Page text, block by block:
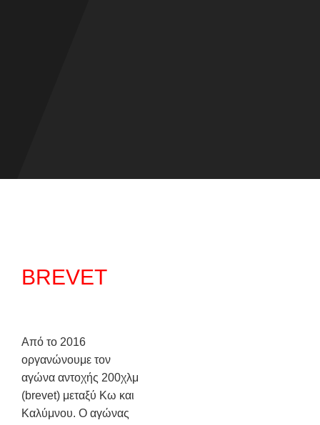
BREVET
Από το 2016
οργανώνουμε τον
αγώνα αντοχής 200χλμ
(brevet) μεταξύ Κω και
Καλύμνου. Ο αγώνας